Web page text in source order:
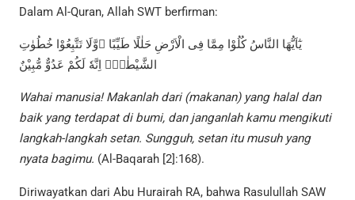
Dalam Al-Quran, Allah SWT berfirman:
يٰٓاَيُّهَا النَّاسُ كُلُوْا مِمَّا فِى الْاَرْضِ حَلٰلًا طَيِّبًا ۖوَّلَا تَتَّبِعُوْا خُطُوٰتِ
الشَّيْطٰنِۗ اِنَّهٗ لَكُمْ عَدُوٌّ مُّبِيْنٌ
Wahai manusia! Makanlah dari (makanan) yang halal dan
baik yang terdapat di bumi, dan janganlah kamu mengikuti
langkah-langkah setan. Sungguh, setan itu musuh yang
nyata bagimu. (Al-Baqarah [2]:168).
Diriwayatkan dari Abu Hurairah RA, bahwa Rasulullah SAW